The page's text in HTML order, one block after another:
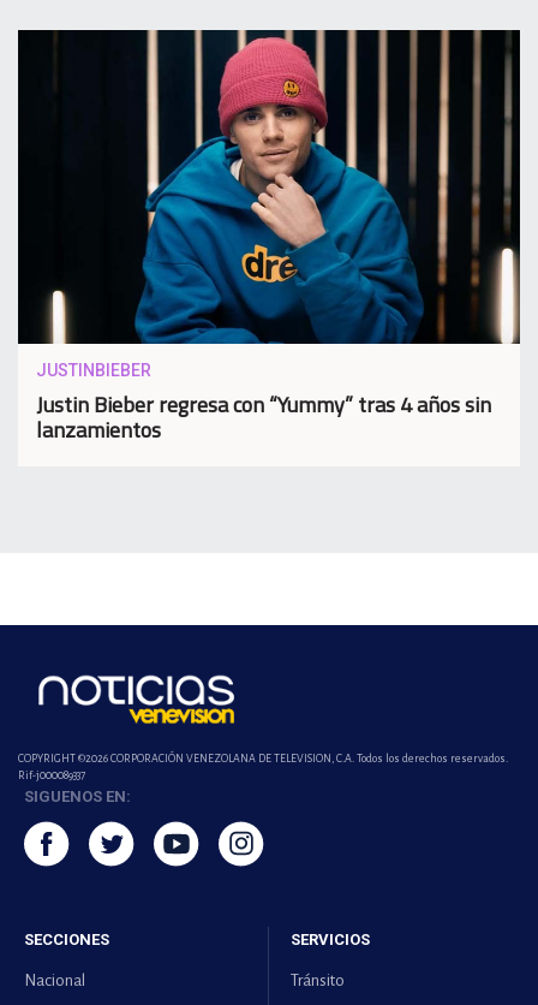
JUSTINBIEBER
Justin Bieber regresa con “Yummy” tras 4 años sin
lanzamientos
COPYRIGHT ©2026 CORPORACIÓN VENEZOLANA DE TELEVISION, C.A. Todos los derechos reservados.
Rif-j000089337
SIGUENOS EN:
SECCIONES
Nacional
SERVICIOS
Tránsito